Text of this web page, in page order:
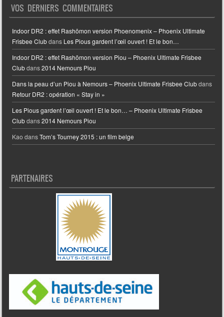
VOS DERNIERS COMMENTAIRES
Indoor DR2 : effet Rashōmon version Phoenomenix – Phoenix Ultimate
Frisbee Clubdans Les Pious gardent l’œil ouvert ! Et le bon…
Indoor DR2 : effet Rashōmon version Piou – Phoenix Ultimate Frisbee
Clubdans2014 Nemours Piou
Dans la peau d’un Piou à Nemours – Phoenix Ultimate Frisbee Clubdans
Retour DR2 : opération « Stay in »
Les Pious gardent l’œil ouvert ! Et le bon… – Phoenix Ultimate Frisbee
Clubdans2014 Nemours Piou
Kao dansTom’s Tourney 2015 : un film belge
PARTENAIRES